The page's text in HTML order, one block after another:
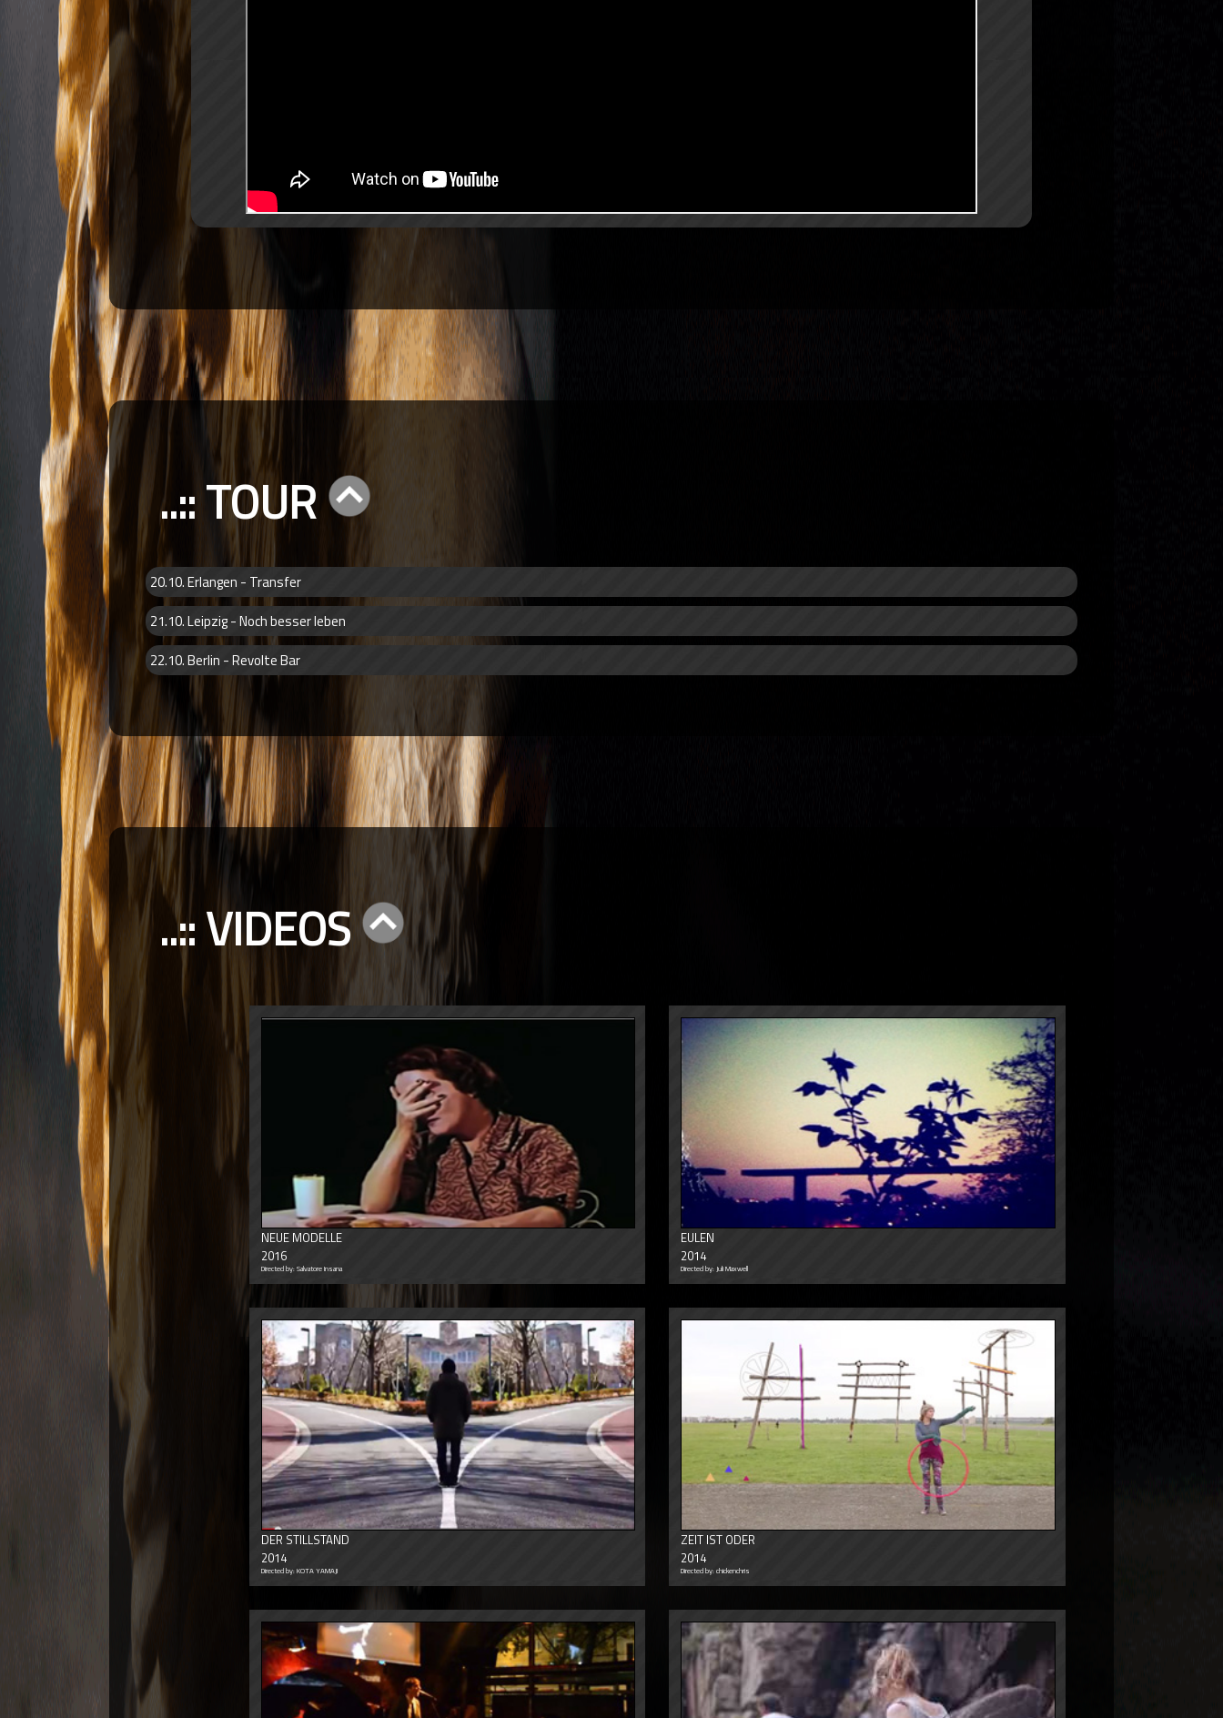
..:: TOUR
20.10. Erlangen - Transfer
21.10. Leipzig - Noch besser leben
22.10. Berlin - Revolte Bar
..:: VIDEOS
EULEN
2014
Directed by: Juli Maxwell
NEUE MODELLE
2016
Directed by: Salvatore Insana
ZEIT IST ODER
2014
Directed by: chickenchris
DER STILLSTAND
2014
Directed by: KOTA YAMAJI